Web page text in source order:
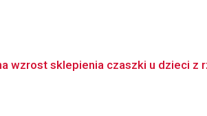
wzrost sklepienia czaszki u dzieci z